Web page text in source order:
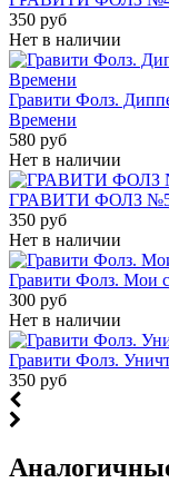
350 руб
Нет в наличии
Гравити Фолз.
Времени
580 руб
Нет в наличии
ГРАВИТИ ФОЛЗ
350 руб
Нет в наличии
Гравити Фолз. Мои
300 руб
Нет в наличии
Гравити Фолз.
350 руб